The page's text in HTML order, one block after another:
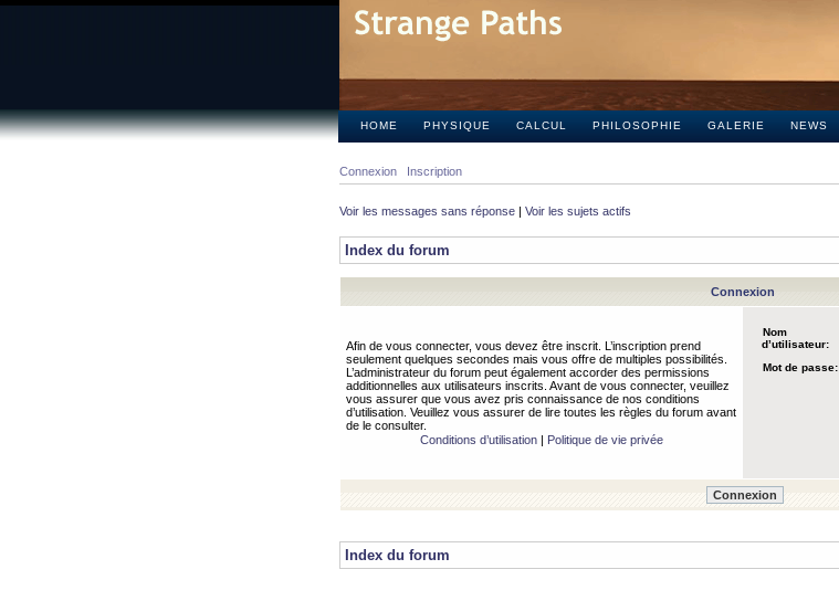
HOME PHYSIQUE CALCUL PHILOSOPHIE GALERIE NEWS
Connexion Inscription
Voir les messages sans réponse | Voir les sujets actifs
Index du forum
Connexion
Afin de vous connecter, vous devez être inscrit. L’inscription prend
seulement quelques secondes mais vous offre de multiples possibilités.
L’administrateur du forum peut également accorder des permissions
additionnelles aux utilisateurs inscrits. Avant de vous connecter, veuillez
vous assurer que vous avez pris connaissance de nos conditions
d’utilisation. Veuillez vous assurer de lire toutes les règles du forum avant
de le consulter.
Conditions d’utilisation| Politique de vie privée
Nom
d’utilisateur:
Mot de passe:
Index du forum